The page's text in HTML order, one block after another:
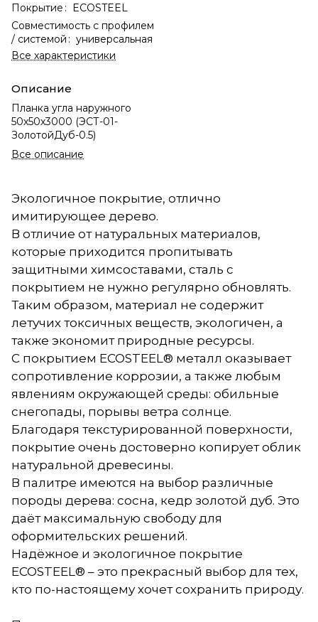
Покрытие : ECOSTEEL
Совместимость с профилем
/ системой : универсальная
Все характеристики
Описание
Планка угла наружного
50х50х3000 (ЭСТ-01-
ЗолотойДуб-0.5)
Все описание
Экологичное покрытие, отлично
имитирующее дерево.
В отличие от натуральных материалов,
которые приходится пропитывать
защитными химсоставами, сталь с
покрытием не нужно регулярно обновлять.
Таким образом, материал не содержит
летучих токсичных веществ, экологичен, а
также экономит природные ресурсы.
С покрытием ECOSTEEL® металл оказывает
сопротивление коррозии, а также любым
явлениям окружающей среды: обильные
снегопады, порывы ветра солнце.
Благодаря текстурированной поверхности,
покрытие очень достоверно копирует облик
натуральной древесины.
В палитре имеются на выбор различные
породы дерева: сосна, кедр золотой дуб. Это
даёт максимальную свободу для
оформительских решений.
Надёжное и экологичное покрытие
ECOSTEEL® – это прекрасный выбор для тех,
кто по-настоящему хочет сохранить природу.